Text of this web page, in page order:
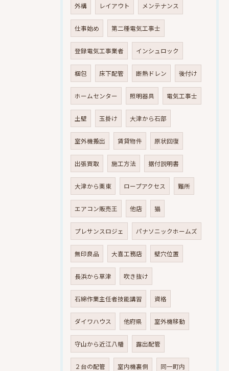
外構 レイアウト メンテナンス
仕事始め 第二種電気工事士
登録電気工事業者 インシュロック
梱包 床下配管 断熱ドレン 後付け
ホームセンター 照明器具 電気工事士
土壁 玉掛け 大津から石部
室外機搬出 賃貸物件 原状回復
出張買取 施工方法 据付説明書
大津から栗東 ロープアクセス 難所
エアコン販売王 他店 猫
プレサンスロジェ パナソニックホームズ
無印良品 大喜工務店 壁穴位置
長浜から草津 吹き抜け
石綿作業主任者技能講習 資格
ダイワハウス 他府県 室外機移動
守山から近江八幡 露出配管
２台の配管 室内機裏側 同一町内